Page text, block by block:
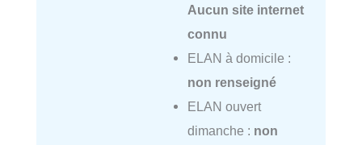
Aucun site internet
connu
ELAN à domicile :
non renseigné
ELAN ouvert
dimanche : non